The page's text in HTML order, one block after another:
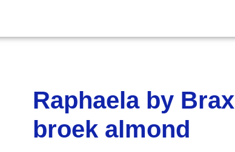
Raphaela by Brax
broek almond